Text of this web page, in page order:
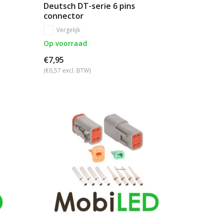
Deutsch DT-serie 6 pins
connector
Vergelijk
Op voorraad
€7,95
(€6,57 excl. BTW)